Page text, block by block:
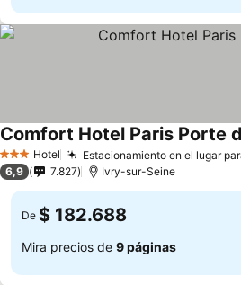
3 Estrellas
Hotel Estacionamiento en el lugar
Comfort Hotel Paris Porte
6,9 7.827 Ivry-sur-Seine
De $ 182.688
Mira precios de 9 páginas